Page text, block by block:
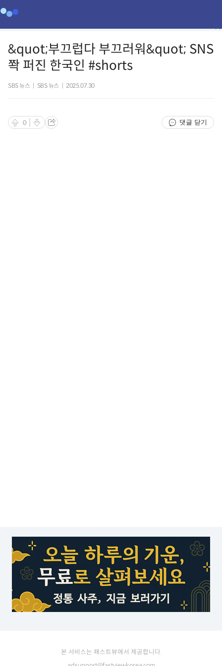
&quot;부끄럽다 부끄러워&quot; SNS
쫙 퍼진 한국인 #shorts
SBS 뉴스 SBS 뉴스 2025.07.30
0 댓글 닫기
본 서비스는 패스트뷰에서 제공합니다.